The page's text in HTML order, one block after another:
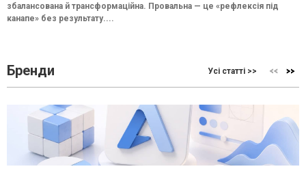
збалансована й трансформаційна. Провальна — це «рефлексія під
канапе» без результату....
Бренди Усі статті >>